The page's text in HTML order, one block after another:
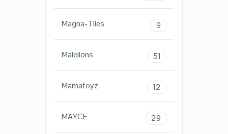
Magna-Tiles 9
Malelions 51
Mamatoyz 12
MAYCE 29